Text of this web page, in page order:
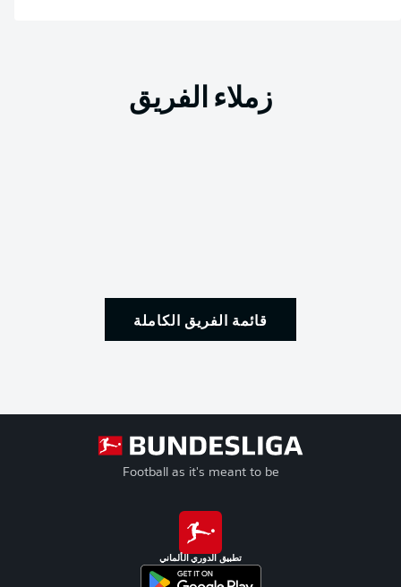
زملاء الفريق
قائمة الفريق الكاملة
Football as it's meant to be
تطبيق الدوري الألماني